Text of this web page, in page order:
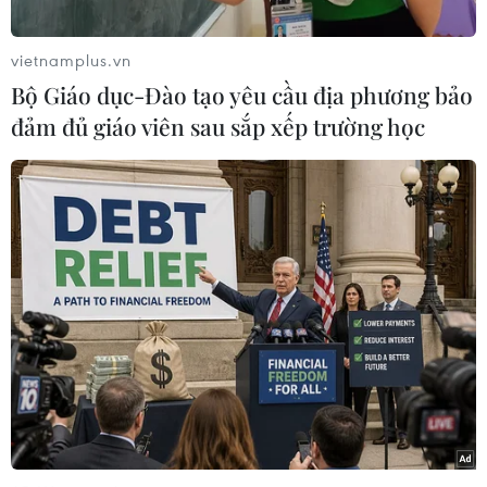
#SEA Games 26 #U23 Việt Nam
#Timor Leste
#Đông Timor
Việt Nam
Theo dõi VietnamPlus
vietnamplus.vn
Bộ Giáo dục-Đào tạo yêu cầu địa phương bảo
đảm đủ giáo viên sau sắp xếp trường học